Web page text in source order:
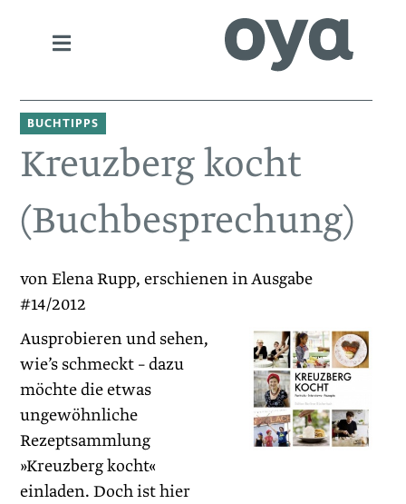
BUCHTIPPS
Kreuzberg kocht
(Buchbesprechung)
von Elena Rupp, erschienen in Ausgabe
#14/2012
Ausprobieren und sehen,
wie’s schmeckt – dazu
möchte die etwas
ungewöhnliche
Rezeptsammlung
»Kreuzberg kocht«
einladen. Doch ist hier